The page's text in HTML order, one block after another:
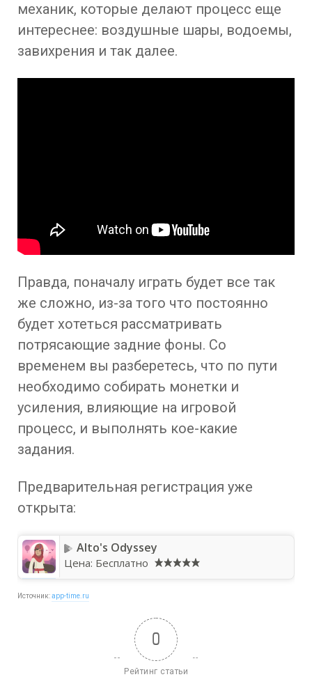
механик, которые делают процесс еще
интереснее: воздушные шары, водоемы,
завихрения и так далее.
Правда, поначалу играть будет все так
же сложно, из-за того что постоянно
будет хотеться рассматривать
потрясающие задние фоны. Со
временем вы разберетесь, что по пути
необходимо собирать монетки и
усиления, влияющие на игровой
процесс, и выполнять кое-какие
задания.
Предварительная регистрация уже
открыта:
Alto's Odyssey
Цена: Бесплатно
Источник:app-time.ru
0
Рейтинг статьи